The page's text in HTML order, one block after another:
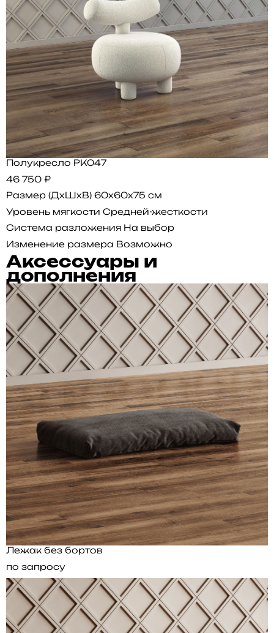
Полукресло PK047
46 750 ₽
Размер (ДхШхВ) 60x60x75 см
Уровень мягкости Средней-жесткости
Система разложения На выбор
Изменение размера Возможно
Аксессуары и
дополнения
Лежак без бортов
по запросу